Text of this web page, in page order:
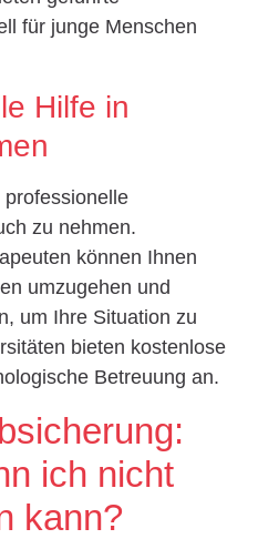
für junge Menschen
Hilfe in
zu nehmen.
können Ihnen
umzugehen und
um Ihre Situation zu
bieten kostenlose
Betreuung an.
ich nicht
kann?